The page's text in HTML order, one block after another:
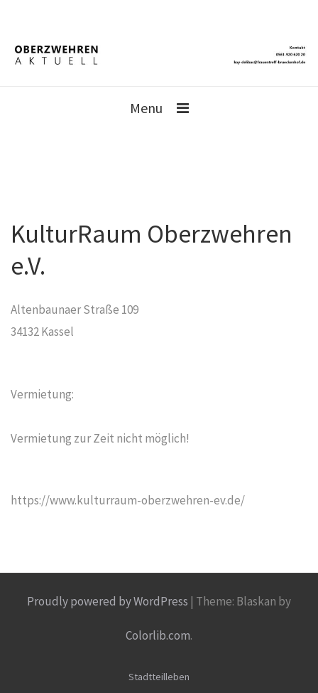
Menu
KulturRaum Oberzwehren
e.V.
Altenbaunaer Straße 109
34132 Kassel
Vermietung:
Vermietung zur Zeit nicht möglich!
https://www.kulturraum-oberzwehren-ev.de/
Proudly powered by WordPress | Theme: Blaskan by
Colorlib.com.
Stadtteilleben